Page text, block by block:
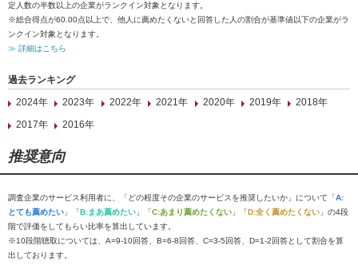
定人数の半数以上の企業がランクイン対象となります。
※総合得点が60.00点以上で、他人に薦めたくないと回答した人の割合が基準値以下の企業がラ
ンクイン対象となります。
≫ 詳細はこちら
過去ランキング
2024年
2023年 2022年 2021年 2020年 2019年
2018年
2017年
2016年
推奨意向
調査企業のサービス利用者に、「どの程度その企業のサービスを推奨したいか」について「A:
とても薦めたい 」「B:まあ薦めたい 」「C:あまり薦めたくない 」「D:全く薦めたくない 」の4段
階で評価をしてもらい比率を算出しています。
※10段階聴取については、A=9-10回答、B=6-8回答、C=3-5回答、D=1-2回答として割合を算
出しております。